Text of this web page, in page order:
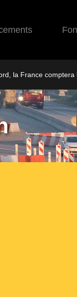
la France